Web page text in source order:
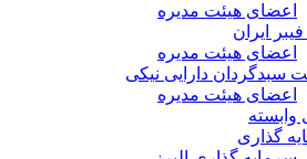
اعضای هیئت مدیره
فیبر ایران
اعضای هیئت مدیره
سبدگردان دارایی نیکی
اعضای هیئت مدیره
گذاری